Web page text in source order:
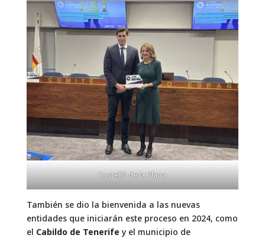
Castelló de la Plana
También se dio la bienvenida a las nuevas
entidades que iniciarán este proceso en 2024, como
el Cabildo de Tenerife y el municipio de